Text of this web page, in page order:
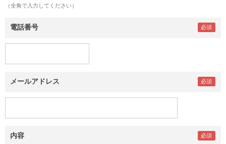
（全角で入力してください）
電話番号
メールアドレス
内容